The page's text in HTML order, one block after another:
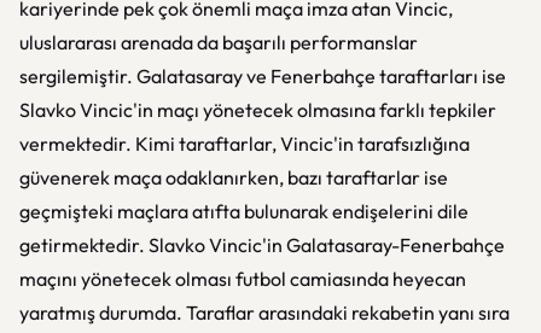
kariyerinde pek çok önemli maça imza atan Vincic,
uluslararası arenada da başarılı performanslar
sergilemiştir. Galatasaray ve Fenerbahçe taraftarları ise
Slavko Vincic'in maçı yönetecek olmasına farklı tepkiler
vermektedir. Kimi taraftarlar, Vincic'in tarafsızlığına
güvenerek maça odaklanırken, bazı taraftarlar ise
geçmişteki maçlara atıfta bulunarak endişelerini dile
getirmektedir. Slavko Vincic'in Galatasaray-Fenerbahçe
maçını yönetecek olması futbol camiasında heyecan
yaratmış durumda. Taraflar arasındaki rekabetin yanı sıra